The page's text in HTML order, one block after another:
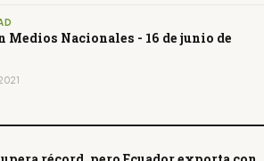
Medios Nacionales - 16 de junio de